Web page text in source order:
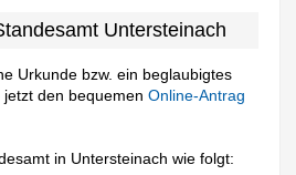
Untersteinach
Urkunde bzw. ein beglaubigtes
jetzt den bequemenOnline-Antrag
in Untersteinach wie folgt: